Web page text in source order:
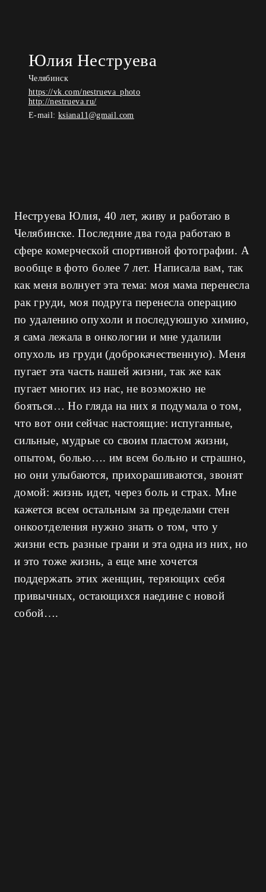
Юлия Неструева
Челябинск
https://vk.com/nestrueva_photo
http://nestrueva.ru/
E-mail: ksiana11@gmail.com
Неструева Юлия, 40 лет, живу и работаю в
Челябинске. Последние два года работаю в
сфере комерческой спортивной фотографии. А
вообще в фото более 7 лет. Написала вам, так
как меня волнует эта тема: моя мама перенесла
рак груди, моя подруга перенесла операцию
по удалению опухоли и последуюшую химию,
я сама лежала в онкологии и мне удалили
опухоль из груди (доброкачественную). Меня
пугает эта часть нашей жизни, так же как
пугает многих из нас, не возможно не
бояться… Но гляда на них я подумала о том,
что вот они сейчас настоящие: испуганные,
сильные, мудрые со своим пластом жизни,
опытом, болью…. им всем больно и страшно,
но они улыбаются, прихорашиваются, звонят
домой: жизнь идет, через боль и страх. Мне
кажется всем остальным за пределами стен
онкоотделения нужно знать о том, что у
жизни есть разные грани и эта одна из них, но
и это тоже жизнь, а еще мне хочется
поддержать этих женщин, теряющих себя
привычных, остающихся наедине с новой
собой….